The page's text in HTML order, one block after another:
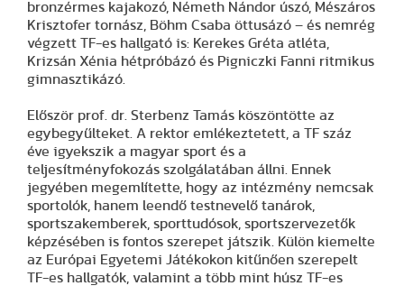
bronzérmes kajakozó, Németh Nándor úszó, Mészáros
Krisztofer tornász, Böhm Csaba öttusázó – és nemrég
végzett TF-es hallgató is: Kerekes Gréta atléta,
Krizsán Xénia hétpróbázó és Pigniczki Fanni ritmikus
gimnasztikázó.
Először prof. dr. Sterbenz Tamás köszöntötte az
egybegyűlteket. A rektor emlékeztetett, a TF száz
éve igyekszik a magyar sport és a
teljesítményfokozás szolgálatában állni. Ennek
jegyében megemlítette, hogy az intézmény nemcsak
sportolók, hanem leendő testnevelő tanárok,
sportszakemberek, sporttudósok, sportszervezetők
képzésében is fontos szerepet játszik. Külön kiemelte
az Európai Egyetemi Játékokon kitűnően szerepelt
TF-es hallgatók, valamint a több mint húsz TF-es